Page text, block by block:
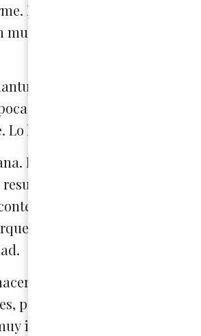
Lo que más me ayudó fue
a escribir mis ensayos
escribiendo ensayos para
muy difícil porque también
hice y ahora tengo todo
Hice todo lo posible y revisé
Esperaba resultados
que tuve mucho éxito
me dio la oportunidad de
Mi consejo es tomarse un
pero también son bien
importante para todo